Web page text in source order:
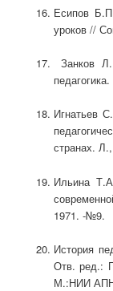
Есипов
уроков //
Занков
Игнатьев
странах.
Ильина
1971. -№9.
История
Отв. ред.:
М.:НИИ